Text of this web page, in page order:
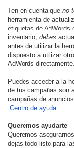
Ten en cuenta que no
herramienta de
etiquetas de AdWords
inventario, debes
antes de utilizar la
dispuesto a utilizar
AdWords directamente.
Puedes acceder a la
de tus campañas son
campañas de
Centro de ayuda.
Queremos ayudarte
Queremos
dejas todo listo para